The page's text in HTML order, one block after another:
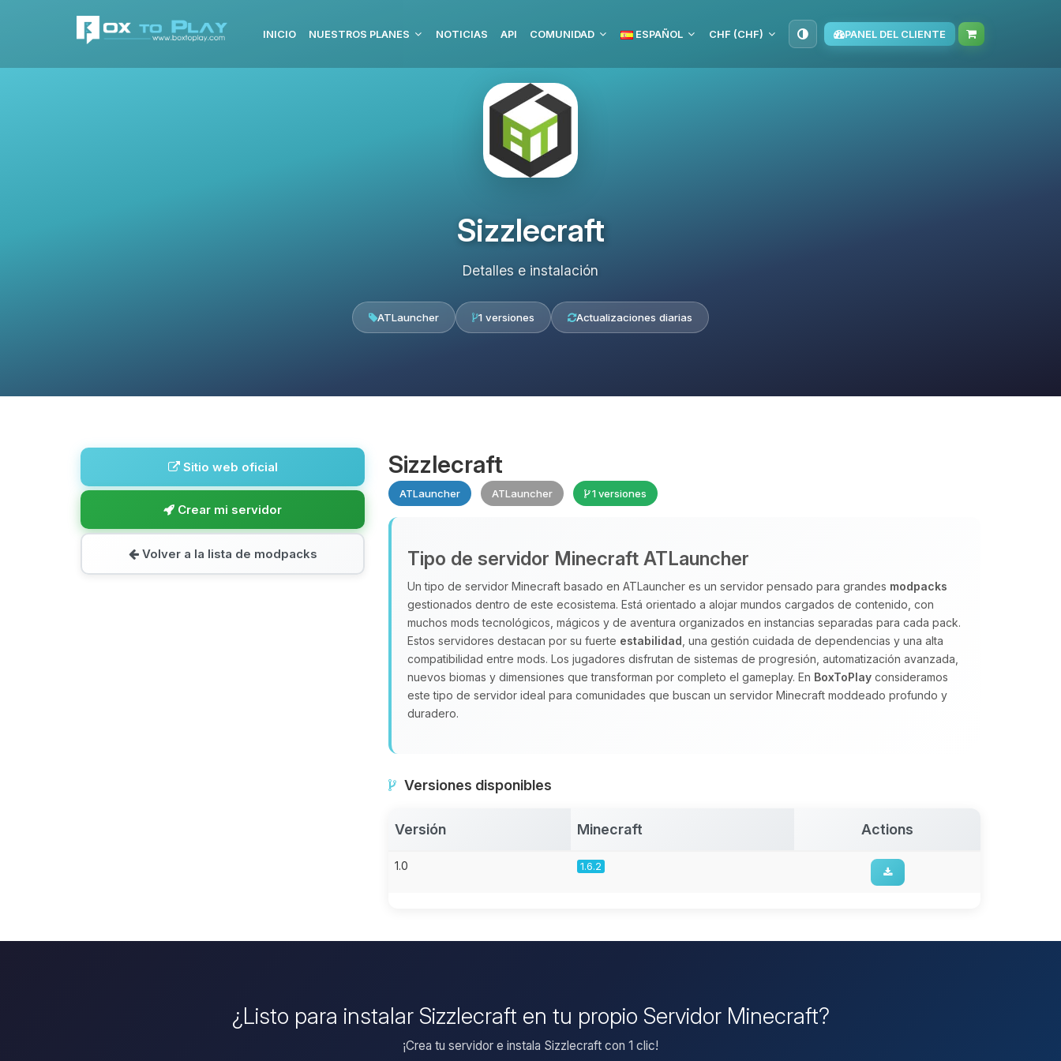
INICIO NUESTROS PLANES NOTICIAS API COMUNIDAD ESPAÑOL CHF (CHF) PANEL DEL CLIENTE
Sizzlecraft
Detalles e instalación
ATLauncher 1 versiones Actualizaciones diarias
Sitio web oficial
Crear mi servidor
Volver a la lista de modpacks
Sizzlecraft
ATLauncher ATLauncher 1 versiones
Tipo de servidor Minecraft ATLauncher
Un tipo de servidor Minecraft basado en ATLauncher es un servidor pensado para grandes modpacks
gestionados dentro de este ecosistema. Está orientado a alojar mundos cargados de contenido, con
muchos mods tecnológicos, mágicos y de aventura organizados en instancias separadas para cada pack.
Estos servidores destacan por su fuerte estabilidad , una gestión cuidada de dependencias y una alta
compatibilidad entre mods. Los jugadores disfrutan de sistemas de progresión, automatización avanzada,
nuevos biomas y dimensiones que transforman por completo el gameplay. En BoxToPlay consideramos
este tipo de servidor ideal para comunidades que buscan un servidor Minecraft moddeado profundo y
duradero.
Versiones disponibles
Versión Minecraft Actions
1.0 1.6.2
¿Listo para instalar Sizzlecraft en tu propio Servidor Minecraft?
¡Crea tu servidor e instala Sizzlecraft con 1 clic!